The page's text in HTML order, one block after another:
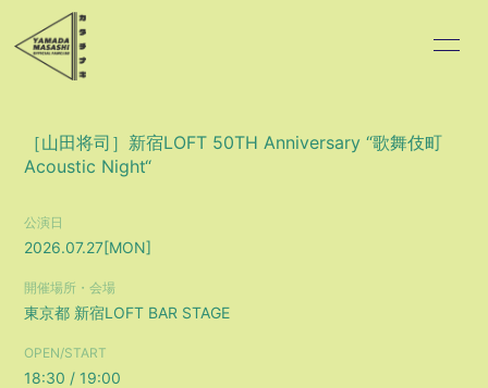
SCHEDULE
VIDEO
BLOG
RADIO
［山田将司］新宿LOFT 50TH Anniversary “歌舞伎町
Acoustic Night“
公演日
2026.07.27[MON]
開催場所・会場
東京都 新宿LOFT BAR STAGE
OPEN/START
18:30 / 19:00